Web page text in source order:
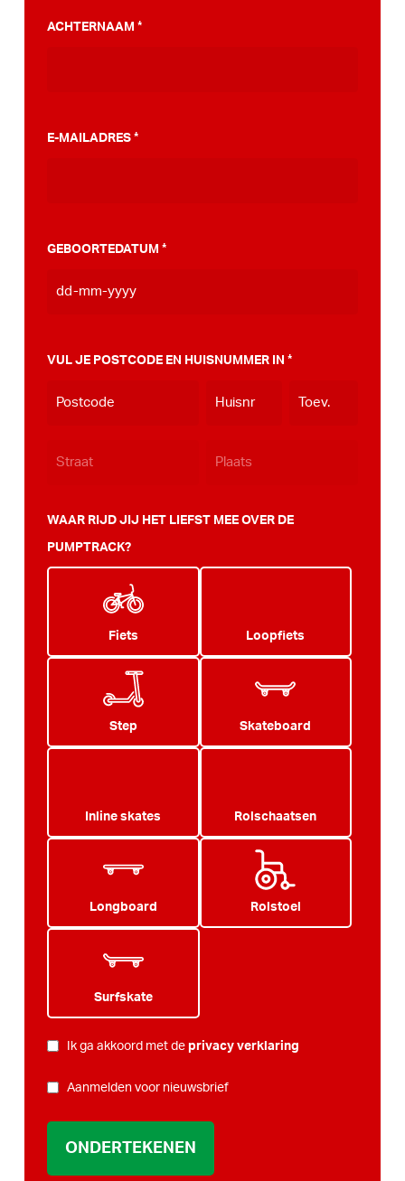
ACHTERNAAM *
E-MAILADRES *
GEBOORTEDATUM *
MM
JJJJ
VUL JE POSTCODE EN HUISNUMMER IN *
WAAR RIJD JIJ HET LIEFST MEE OVER DE
PUMPTRACK?
Fiets Loopfiets
Step Skateboard
Inline skates Rolschaatsen
Longboard Rolstoel
Surfskate
PRIVACY*
Ik ga akkoord met de privacy verklaring
NIEUWSBRIEF
Aanmelden voor nieuwsbrief